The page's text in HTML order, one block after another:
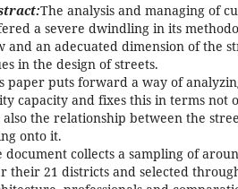
The analysis and managing of
a severe dwindling in its
and an adecuated dimension of the
in the design of streets.
paper puts forward a way of
capacity and fixes this in terms not
the relationship between the
onto it.
document collects a sampling of
their 21 districts and selected